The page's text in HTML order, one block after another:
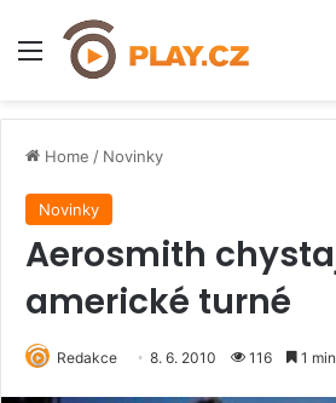
Menu
Home / Novinky
Novinky
Aerosmith
americké turné
Redakce 8. 6. 2010 116 1